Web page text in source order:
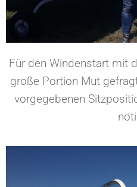
Für den Windenstart mit
große Portion Mut
vorgegebenen